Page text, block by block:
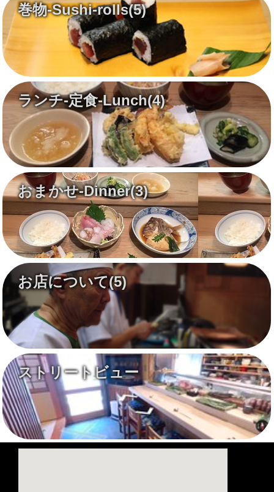
巻物-Sushi-rolls(5)
ランチ-定食-Lunch(4)
おまかせ-Dinner(3)
お店について(5)
ストリートビュー